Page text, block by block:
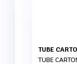
TUBE
TUBE